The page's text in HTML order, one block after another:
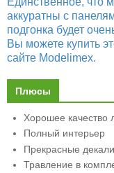
аккуратны с
подгонка будет
Вы можете купить
сайте Modelimex.
Плюсы
Хорошее качество
Полный интерьер
Прекрасные декали
Травление в